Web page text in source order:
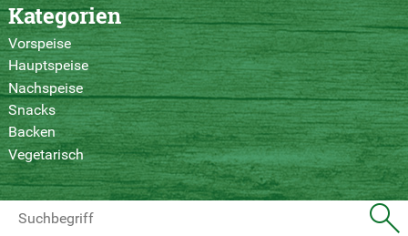
Kategorien
Vorspeise
Hauptspeise
Nachspeise
Snacks
Backen
Vegetarisch